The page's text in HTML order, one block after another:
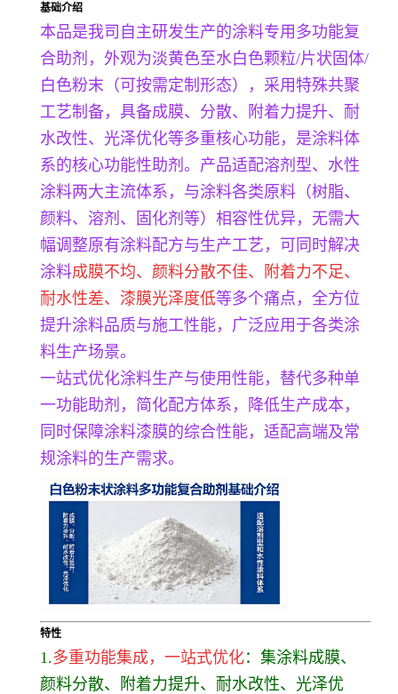
基础介绍
本品是我司自主研发生产的涂料专用多功能复
合助剂，外观为淡黄色至水白色颗粒/片状固体/
白色粉末（可按需定制形态），采用特殊共聚
工艺制备，具备成膜、分散、附着力提升、耐
水改性、光泽优化等多重核心功能，是涂料体
系的核心功能性助剂。产品适配溶剂型、水性
涂料两大主流体系，与涂料各类原料（树脂、
颜料、溶剂、固化剂等）相容性优异，无需大
幅调整原有涂料配方与生产工艺，可同时解决
涂料成膜不均、颜料分散不佳、附着力不足、
耐水性差、漆膜光泽度低等多个痛点，全方位
提升涂料品质与施工性能，广泛应用于各类涂
料生产场景。
一站式优化涂料生产与使用性能，替代多种单
一功能助剂，简化配方体系，降低生产成本，
同时保障涂料漆膜的综合性能，适配高端及常
规涂料的生产需求。
特性
1.多重功能集成，一站式优化：集涂料成膜、
颜料分散、附着力提升、耐水改性、光泽优